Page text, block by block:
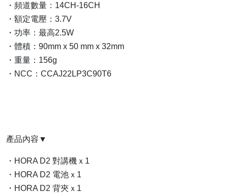
・頻道數量：14CH-16CH
・額定電壓：3.7V
・功率：最高2.5W
・體積：90mm x 50 mm x 32mm
・重量：156g
・NCC：CCAJ22LP3C90T6
產品內容▼
・HORA D2 對講機ｘ1
・HORA D2 電池ｘ1
・HORA D2 背夾ｘ1